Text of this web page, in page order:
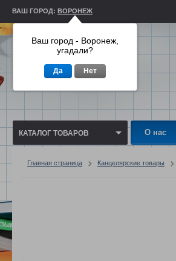
ВАШ ГОРОД: ВОРОНЕЖ
КАТАЛОГ ТОВАРОВ О нас
Главная страница Канцелярские товары
Ваш город - Воронеж,
угадали?
Да Нет